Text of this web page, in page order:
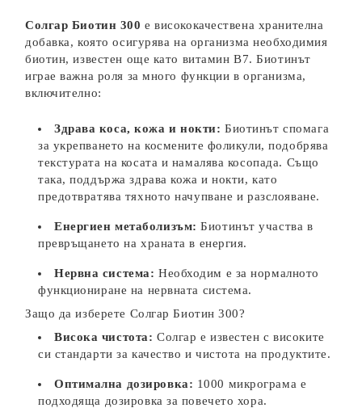
Солгар Биотин 300 е висококачествена хранителна
добавка, която осигурява на организма необходимия
биотин, известен още като витамин B7. Биотинът
играе важна роля за много функции в организма,
включително:
Здрава коса, кожа и нокти: Биотинът спомага
за укрепването на космените фоликули, подобрява
текстурата на косата и намалява косопада. Също
така, поддържа здрава кожа и нокти, като
предотвратява тяхното начупване и разслояване.
Енергиен метаболизъм: Биотинът участва в
превръщането на храната в енергия.
Нервна система: Необходим е за нормалното
функциониране на нервната система.
Защо да изберете Солгар Биотин 300?
Висока чистота: Солгар е известен с високите
си стандарти за качество и чистота на продуктите.
Оптимална дозировка: 1000 микрограма е
подходяща дозировка за повечето хора.